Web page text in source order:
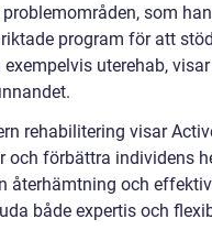
som
program för att
uterehab,
rehabilitering visar
och förbättra individens
återhämtning och
både expertis och